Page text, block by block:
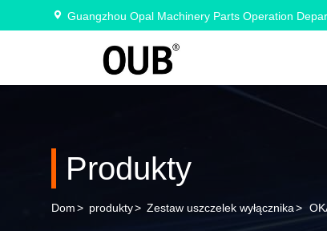
Guangzhou Opal Machinery Parts Operation
Produkty
Dom> produkty> Zestaw uszczelek wyłącznika>